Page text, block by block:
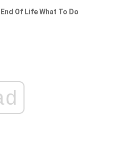
Of Life What To Do